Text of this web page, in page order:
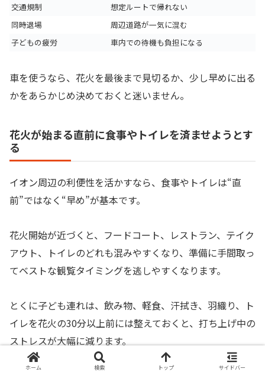
交通規制
想定ルートで帰れない
同時退場
周辺道路が一気に混む
子どもの疲労
車内での待機も負担になる
車を使うなら、花火を最後まで見切るか、少し早めに出る
かをあらかじめ決めておくと迷いません。
花火が始まる直前に食事やトイレを済ませようとす
る
イオン周辺の利便性を活かすなら、食事やトイレは“直
前”ではなく“早め”が基本です。
花火開始が近づくと、フードコート、レストラン、テイク
アウト、トイレのどれも混みやすくなり、準備に手間取っ
てベストな観覧タイミングを逃しやすくなります。
とくに子ども連れは、飲み物、軽食、汗拭き、羽織り、ト
イレを花火の30分以上前には整えておくと、打ち上げ中の
ストレスが大幅に減ります。
ホーム 検索 トップ サイドバー